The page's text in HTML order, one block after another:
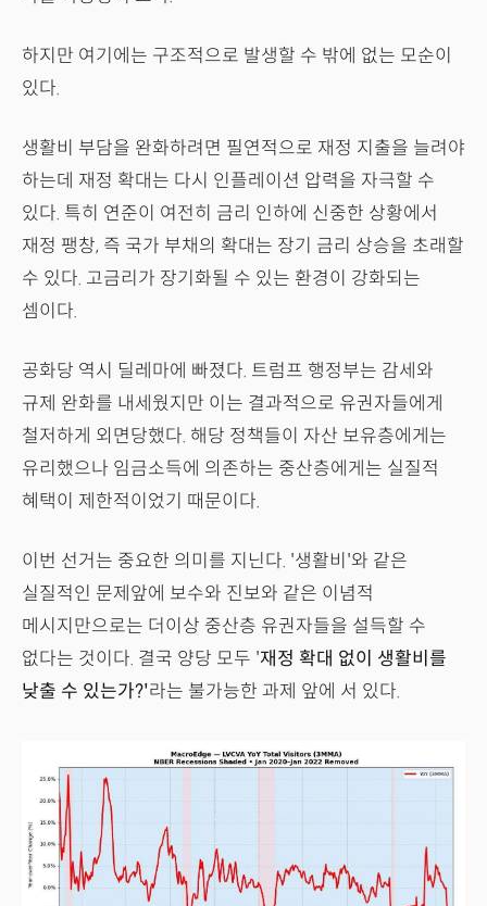
하지만 여기에는 구조적으로 발생할 수 밖에 없는 모순이
있다.
생활비 부담을 완화하려면 필연적으로 재정 지출을 늘려야
하는데 재정 확대는 다시 인플레이션 압력을 자극할 수
있다. 특히 연준이 여전히 금리 인하에 신중한 상황에서
재정 팽창, 즉 국가 부채의 확대는 장기 금리 상승을 초래할
수 있다. 고금리가 장기화될 수 있는 환경이 강화되는
셈이다.
공화당 역시 딜레마에 빠졌다. 트럼프 행정부는 감세와
규제 완화를 내세웠지만 이는 결과적으로 유권자들에게
철저하게 외면당했다. 해당 정책들이 자산 보유층에게는
유리했으나 임금소득에 의존하는 중산층에게는 실질적
혜택이 제한적이었기 때문이다.
이번 선거는 중요한 의미를 지닌다. '생활비'와 같은
실질적인 문제앞에 보수와 진보와 같은 이념적
메시지만으로는 더이상 중산층 유권자들을 설득할 수
없다는 것이다. 결국 양당 모두 '재정 확대 없이 생활비를
낮출 수 있는가?'라는 불가능한 과제 앞에 서 있다.